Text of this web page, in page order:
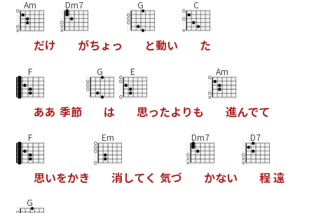
Am
だけ
Dm7
がちょ っ
G
と動い
C
た
F
ああ 季節
G
は
E
思ったよ りも
Am
進んでて
F
思いをかき
Em
消してく 気づ
Dm7
かない
D7
程遠
G